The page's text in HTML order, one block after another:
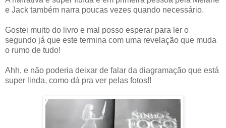
e Jack também narra poucas vezes quando necessário.
Gostei muito do livro e mal posso esperar para ler o
segundo já que este termina com uma revelação que muda
o rumo de tudo!
Ahh, e não poderia deixar de falar da diagramação que está
super linda, como dá pra ver pelas fotos!!